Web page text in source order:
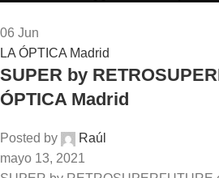
06 Jun
LA ÓPTICA Madrid
SUPER by
ÓPTICA Madrid
Posted by
Raúl
mayo 13, 2021